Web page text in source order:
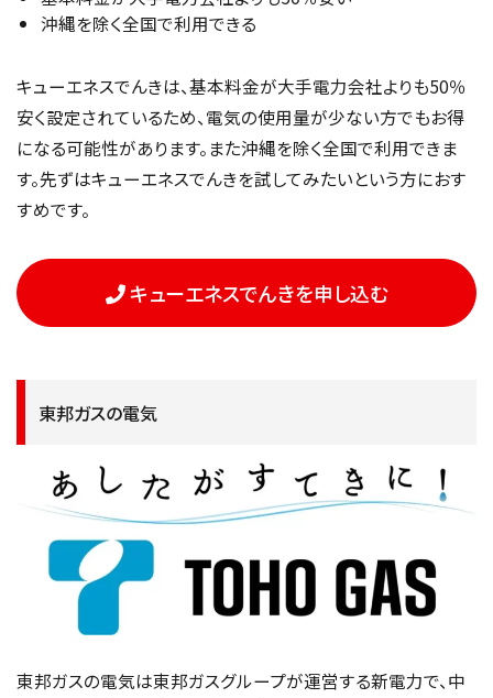
沖縄を除く全国で利用できる
キューエネスでんきは、基本料金が大手電力会社よりも50％
安く設定されているため、電気の使用量が少ない方でもお得
になる可能性があります。また沖縄を除く全国で利用できま
す。先ずはキューエネスでんきを試してみたいという方におす
すめです。
キューエネスでんきを申し込む
東邦ガスの電気
東邦ガスの電気は東邦ガスグループが運営する新電力で、中